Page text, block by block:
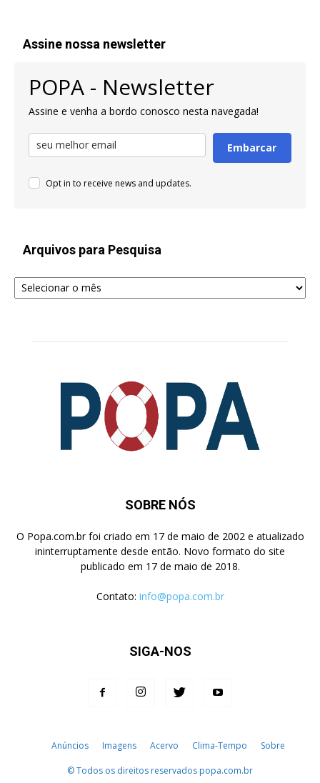
Assine nossa newsletter
POPA - Newsletter
Assine e venha a bordo conosco nesta navegada!
Embarcar
Opt in to receive news and updates.
Arquivos para Pesquisa
Arquivos
para
SOBRE NÓS
O Popa.com.br foi criado em 17 de maio de 2002 e atualizado
ininterruptamente desde então. Novo formato do site
publicado em 17 de maio de 2018.
Contato: info@popa.com.br
SIGA-NOS
Anúncios Imagens Acervo Clima-Tempo Sobre
© Todos os direitos reservados popa.com.br